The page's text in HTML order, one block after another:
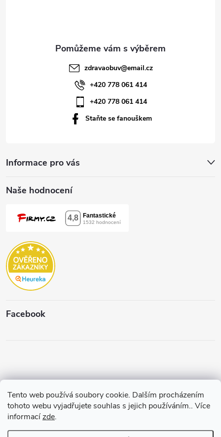
Tento web používá soubory cookie. Dalším procházením
tohoto webu vyjadřujete souhlas s jejich používáním.. Více
informacízde.
Informace pro vás
Naše hodnocení
Facebook
zdravaobuv@email.cz
+420 778 061 414
+420 778 061 414
Staňte se fanouškem
Vytvořil a spravuje Pohání Shoptet
Copyright 2026 Štěpánková & C. . Všechna práva vyhrazena.
Upravit
nastavení cookies